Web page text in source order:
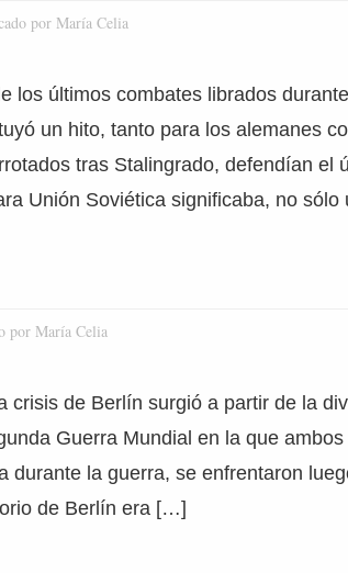
por María Celia
los últimos combates librados
un hito, tanto para los alemanes
tras Stalingrado, defendían el
Unión Soviética significaba, no
por María Celia
crisis de Berlín surgió a partir de la
Guerra Mundial en la que
durante la guerra, se enfrentaron
de Berlín era […]